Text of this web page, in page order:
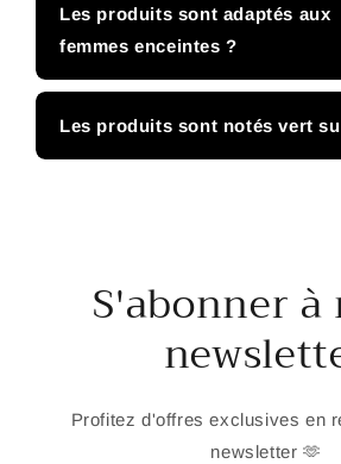
Les produits sont adaptés aux
femmes enceintes ?
Les produits sont notés vert
S'abonner
Profitez d'offres exclusives en
newsletter 🫶